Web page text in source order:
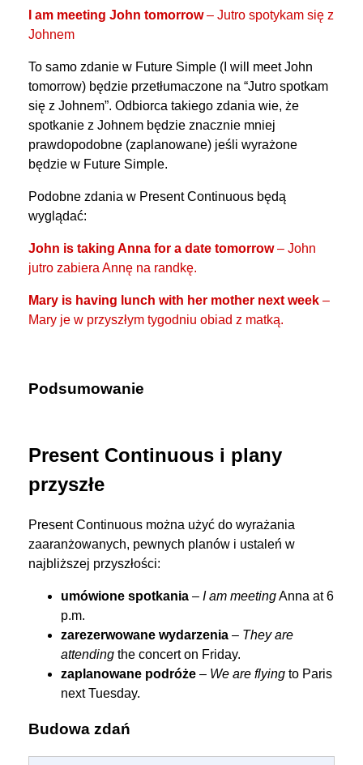
I am meeting John tomorrow– Jutro spotykam się z
Johnem
To samo zdanie w Future Simple (I will meet John
tomorrow) będzie przetłumaczone na “Jutro spotkam
się z Johnem”. Odbiorca takiego zdania wie, że
spotkanie z Johnem będzie znacznie mniej
prawdopodobne (zaplanowane) jeśli wyrażone
będzie w Future Simple.
Podobne zdania w Present Continuous będą
wyglądać:
John is taking Anna for a date tomorrow– John
jutro zabiera Annę na randkę.
Mary is having lunch with her mother next week –
Mary je w przyszłym tygodniu obiad z matką.
Podsumowanie
Present Continuous i plany
przyszłe
Present Continuous można użyć do wyrażania
zaaranżowanych, pewnych planów i ustaleń w
najbliższej przyszłości:
umówione spotkania – I am meetingAnna at 6
p.m.
zarezerwowane wydarzenia – They are
attending the concert on Friday.
zaplanowane podróże – We are flying to Paris
next Tuesday.
Budowa zdań